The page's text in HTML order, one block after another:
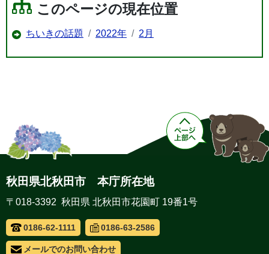
このページの現在位置
ちいきの話題 2022年 2月
秋田県北秋田市 本庁所在地
〒018-3392 秋田県 北秋田市花園町 19番1号
0186-62-1111 0186-63-2586
メールでのお問い合わせ